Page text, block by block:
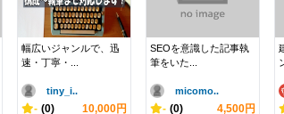
幅広いジャンルで、迅
速・丁寧・...
tiny_i..
- (0) 10,000円
SEOを意識した記事執
筆をいた...
micomo..
- (0) 4,500円